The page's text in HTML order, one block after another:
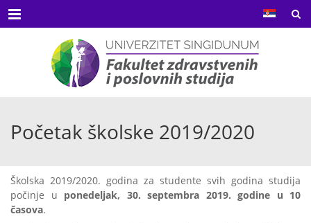
Menu
Početak školske 2019/2020
Školska 2019/2020. godina za studente svih godina studija
počinje u ponedeljak, 30. septembra 2019. godine u 10
časova.